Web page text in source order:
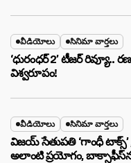
వీడియోలు సినిమా వార్తలు
‘ధురంధర్ 2’ టీజర్ రివ్యూ..
విశ్వరూపం!
వీడియోలు సినిమా వార్తలు
విజయ్ సేతుపతి ‘గాంధీ టాక్స్’
అలాంటి ప్రయోగం, బాక్సాఫీస్‌ను